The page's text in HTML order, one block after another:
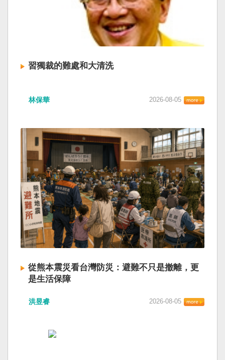
習獨裁的難處和大清洗
林保華 2026-08-05
從熊本震災看台灣防災：避難不只是撤離，更
是生活保障
洪昱睿 2026-08-05